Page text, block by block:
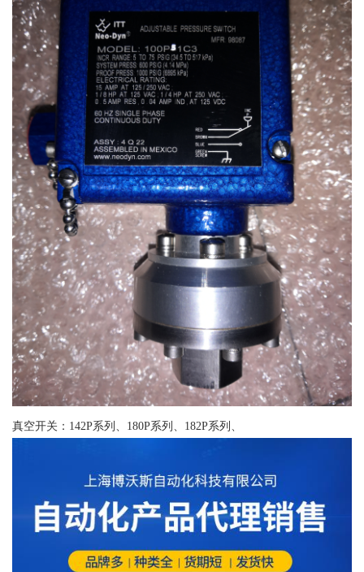
真空开关：142P系列、180P系列、182P系列、